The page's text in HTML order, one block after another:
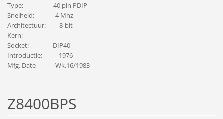
Type: 40 pin PDIP
Snelheid: 4 Mhz
Architectuur: 8-bit
Kern: -
Socket: DIP40
Introductie: 1976
Mfg. Date Wk.16/1983
Z8400BPS